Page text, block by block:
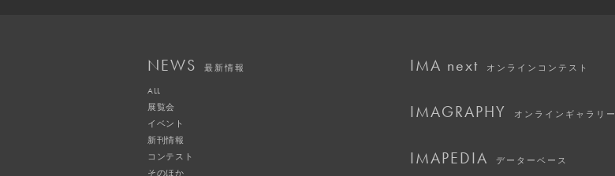
NEWS 最新情報
ALL
展覧会
イベント
新刊情報
コンテスト
そのほか
IMA next オンラインコンテスト
IMAGRAPHY オンラインギャラリー
IMAPEDIA データーベース